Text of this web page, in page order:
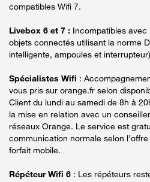
compatibles Wifi 7.
Livebox 6 et 7 : Incompatibles avec
objets connectés utilisant la norme
intelligente, ampoules et
Spécialistes Wifi :
vous pris sur orange.fr selon
Client du lundi au samedi de 8h à
la mise en relation avec un
réseaux Orange. Le service est
communication normale selon
forfait mobile.
Répéteur Wifi 6 : Les répéteurs